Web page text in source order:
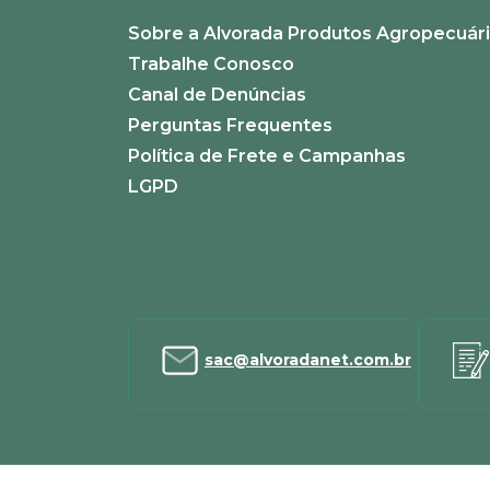
ENVIAR AVALIAÇÃO
Sobre a Alvorada Produtos
Trabalhe Conosco
Canal de Denúncias
Perguntas Frequentes
Política de Frete e Campanhas
LGPD
sac@alvoradanet.com.br